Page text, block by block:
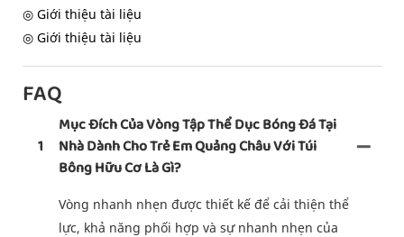
◎ Giới thiệu tài liệu
◎ Giới thiệu tài liệu
FAQ
1
Mục Đích Của Vòng Tập Thể Dục Bóng Đá Tại
Nhà Dành Cho Trẻ Em Quảng Châu Với Túi
Bông Hữu Cơ Là Gì?
Vòng nhanh nhẹn được thiết kế để cải thiện thể
lực, khả năng phối hợp và sự nhanh nhẹn của